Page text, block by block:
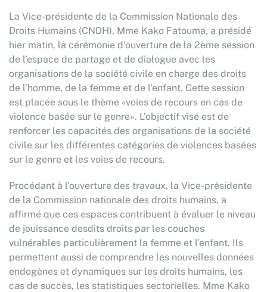
La Vice-présidente de la Commission Nationale des
Droits Humains (CNDH), Mme Kako Fatouma, a présidé
hier matin, la cérémonie d’ouverture de la 2ème session
de l’espace de partage et de dialogue avec les
organisations de la société civile en charge des droits
de l’homme, de la femme et de l’enfant. Cette session
est placée sous le thème «voies de recours en cas de
violence basée sur le genre». L’objectif visé est de
renforcer les capacités des organisations de la société
civile sur les différentes catégories de violences basées
sur le genre et les voies de recours.
Procédant à l’ouverture des travaux, la Vice-présidente
de la Commission nationale des droits humains, a
affirmé que ces espaces contribuent à évaluer le niveau
de jouissance desdits droits par les couches
vulnérables particulièrement la femme et l’enfant. Ils
permettent aussi de comprendre les nouvelles données
endogènes et dynamiques sur les droits humains, les
cas de succès, les statistiques sectorielles. Mme Kako